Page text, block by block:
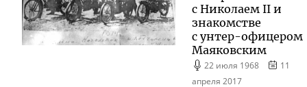
с Николаем II и
знакомстве
с унтер-офицером
Маяковским
22 июля 1968
11
апреля 2017